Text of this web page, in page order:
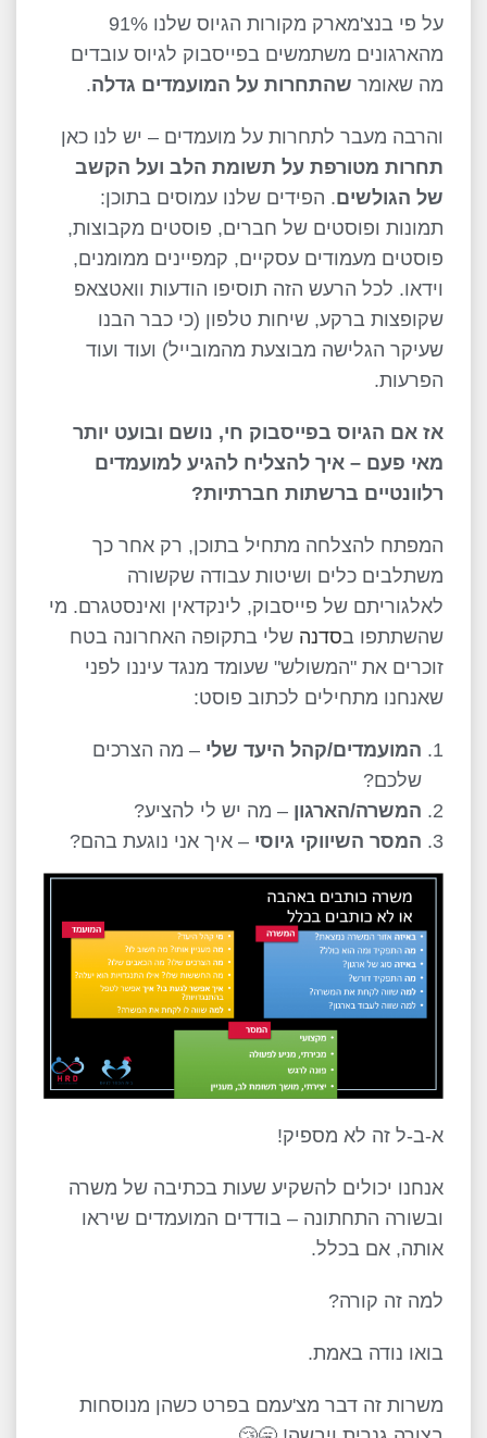
על פי בנצ'מארק מקורות הגיוס שלנו 91%
מהארגונים משתמשים בפייסבוק לגיוס עובדים
מה שאומר שהתחרות על המועמדים גדלה.
והרבה מעבר לתחרות על מועמדים – יש לנו כאן
תחרות מטורפת על תשומת הלב ועל הקשב
של הגולשים. הפידים שלנו עמוסים בתוכן:
תמונות ופוסטים של חברים, פוסטים מקבוצות,
פוסטים מעמודים עסקיים, קמפיינים ממומנים,
וידאו. לכל הרעש הזה תוסיפו הודעות וואטצאפ
שקופצות ברקע, שיחות טלפון (כי כבר הבנו
שעיקר הגלישה מבוצעת מהמובייל) ועוד ועוד
הפרעות.
אז אם הגיוס בפייסבוק חי, נושם ובועט יותר
מאי פעם – איך להצליח להגיע למועמדים
רלוונטיים ברשתות חברתיות?
המפתח להצלחה מתחיל בתוכן, רק אחר כך
משתלבים כלים ושיטות עבודה שקשורה
לאלגוריתם של פייסבוק, לינקדאין ואינסטגרם. מי
שהשתתפו בסדנה שלי בתקופה האחרונה בטח
זוכרים את "המשולש" שעומד מנגד עיננו לפני
שאנחנו מתחילים לכתוב פוסט:
המועמדים/קהל היעד שלי – מה הצרכים
שלכם?
המשרה/הארגון – מה יש לי להציע?
המסר השיווקי גיוסי – איך אני נוגעת בהם?
א-ב-ל זה לא מספיק!
אנחנו יכולים להשקיע שעות בכתיבה של משרה
ובשורה התחתונה – בודדים המועמדים שיראו
אותה, אם בכלל.
למה זה קורה?
בואו נודה באמת.
משרות זה דבר מצ'עמם בפרט כשהן מנוסחות